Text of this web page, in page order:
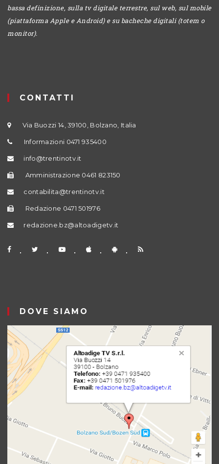
bassa definizione, sulla tv digitale terrestre, sul web, sul mobile
(piattaforma Apple e Android) e su bacheche digitali (totem o
monitor).
CONTATTI
Via Buozzi 14, 39100, Bolzano, Italia
Informazioni 0471 935400
info@trentinotv.it
Amministrazione 0461 823150
contabilita@trentinotv.it
Redazione 0471 501976
redazione.bz@altoadigetv.it
DOVE SIAMO